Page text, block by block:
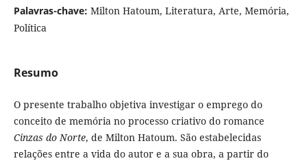
Palavras-chave: Milton Hatoum, Literatura, Arte, Memória,
Política
Resumo
O presente trabalho objetiva investigar o emprego do
conceito de memória no processo criativo do romance
Cinzas do Norte, de Milton Hatoum. São estabelecidas
relações entre a vida do autor e a sua obra, a partir do